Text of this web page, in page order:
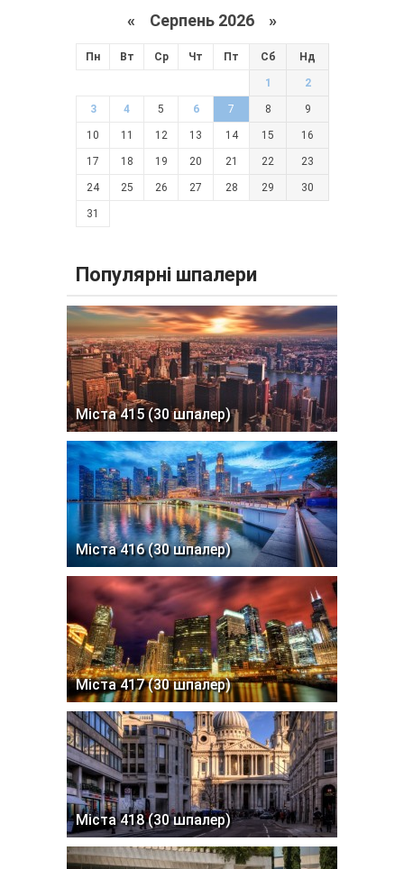
« Серпень 2026 »
Пн Вт Ср Чт Пт Сб Нд
1 2
3 4 5 6 7 8 9
10 11 12 13 14 15 16
17 18 19 20 21 22 23
24 25 26 27 28 29 30
31
Популярні шпалери
Міста 415 (30 шпалер)
Міста 416 (30 шпалер)
Міста 417 (30 шпалер)
Міста 418 (30 шпалер)